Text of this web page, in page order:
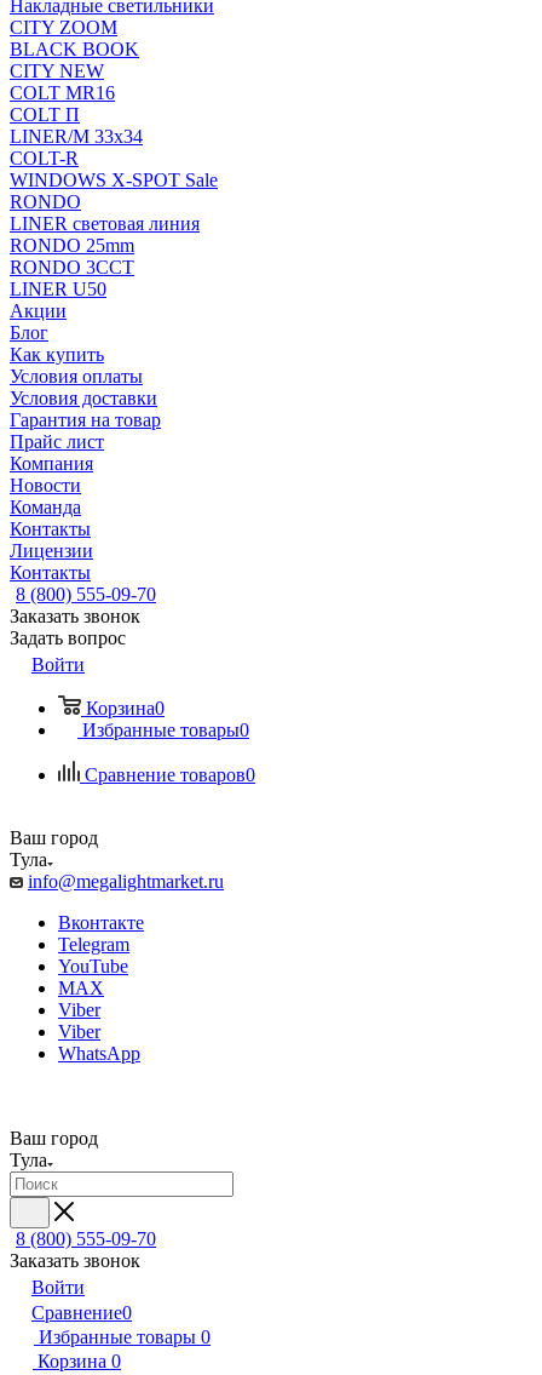
Накладные светильники
CITY ZOOM
BLACK BOOK
CITY NEW
COLT MR16
COLT П
LINER/М 33х34
COLT-R
WINDOWS X-SPOT Sale
RONDO
LINER световая линия
RONDO 25mm
RONDO 3CCT
LINER U50
Акции
Блог
Как купить
Условия оплаты
Условия доставки
Гарантия на товар
Прайс лист
Компания
Новости
Команда
Контакты
Лицензии
Контакты
8 (800) 555-09-70
Заказать звонок
Задать вопрос
Войти
Корзина0
Избранные товары0
Сравнение товаров0
Ваш город
Тула
info@megalightmarket.ru
Вконтакте
Telegram
YouTube
MAX
Viber
Viber
WhatsApp
Ваш город
Тула
8 (800) 555-09-70
Заказать звонок
Войти
Сравнение0
Избранные товары 0
Корзина 0